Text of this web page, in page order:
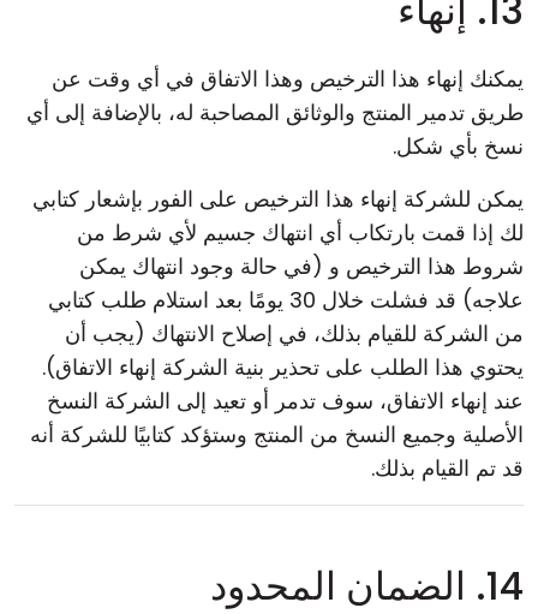
يمكنك إنهاء هذا الترخيص وهذا الاتفاق في أي وقت عن
طريق تدمير المنتج والوثائق المصاحبة له، بالإضافة إلى أي
نسخ بأي شكل.
يمكن للشركة إنهاء هذا الترخيص على الفور بإشعار كتابي
لك إذا قمت بارتكاب أي انتهاك جسيم لأي شرط من
شروط هذا الترخيص و (في حالة وجود انتهاك يمكن
علاجه) قد فشلت خلال 30 يومًا بعد استلام طلب كتابي
من الشركة للقيام بذلك، في إصلاح الانتهاك (يجب أن
يحتوي هذا الطلب على تحذير بنية الشركة إنهاء الاتفاق).
عند إنهاء الاتفاق، سوف تدمر أو تعيد إلى الشركة النسخ
الأصلية وجميع النسخ من المنتج وستؤكد كتابيًا للشركة أنه
قد تم القيام بذلك.
14. الضمان المحدود